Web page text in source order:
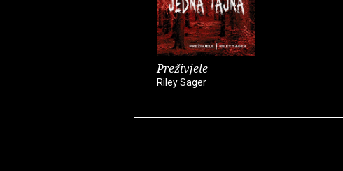
Preživjele
Riley Sager